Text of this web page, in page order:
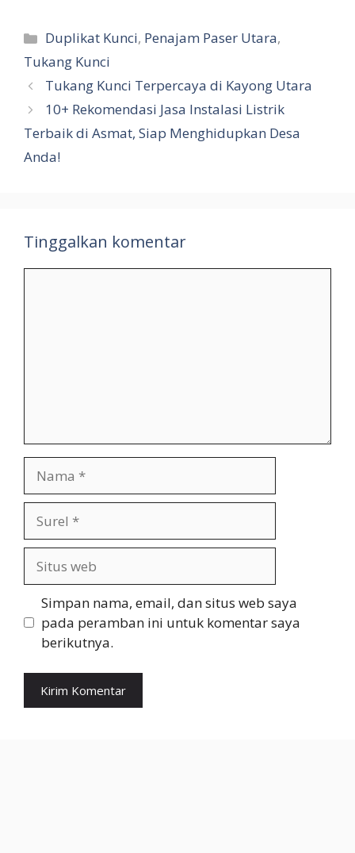
Kategori
Duplikat Kunci, Penajam Paser Utara,
Tukang Kunci
Tukang Kunci Terpercaya di Kayong Utara
10+ Rekomendasi Jasa Instalasi Listrik
Terbaik di Asmat, Siap Menghidupkan Desa
Anda!
Tinggalkan komentar
web
Simpan nama, email, dan situs web saya
pada peramban ini untuk komentar saya
berikutnya.